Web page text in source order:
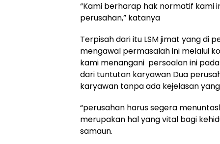
“Kami berharap hak normatif
perusahan,” katanya
Terpisah dari itu LSM jimat yang di
mengawal permasalah ini melalui
kami menangani persoalan ini
dari tuntutan karyawan Dua
karyawan tanpa ada kejelasan
“perusahan harus segera
merupakan hal yang vital bagi
samaun.